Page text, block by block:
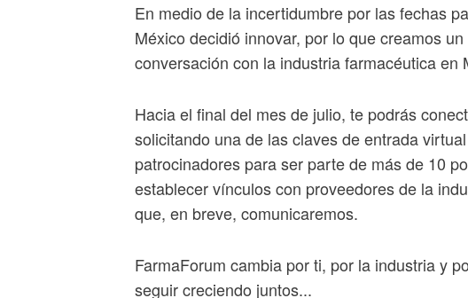
En medio de la incertidumbre por las fechas
México decidió innovar, por lo que creamos
conversación con la industria farmacéutica en
Hacia el final del mes de julio, te podrás
solicitando una de las claves de entrada
patrocinadores para ser parte de más de 10
establecer vínculos con proveedores de la
que, en breve, comunicaremos.
FarmaForum cambia por ti, por la industria y
seguir creciendo juntos...